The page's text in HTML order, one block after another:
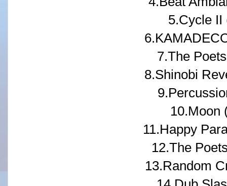
5.Cycle II
7.The
8.Shinobi
10.Moon
11.Happy
12.The
13.Random